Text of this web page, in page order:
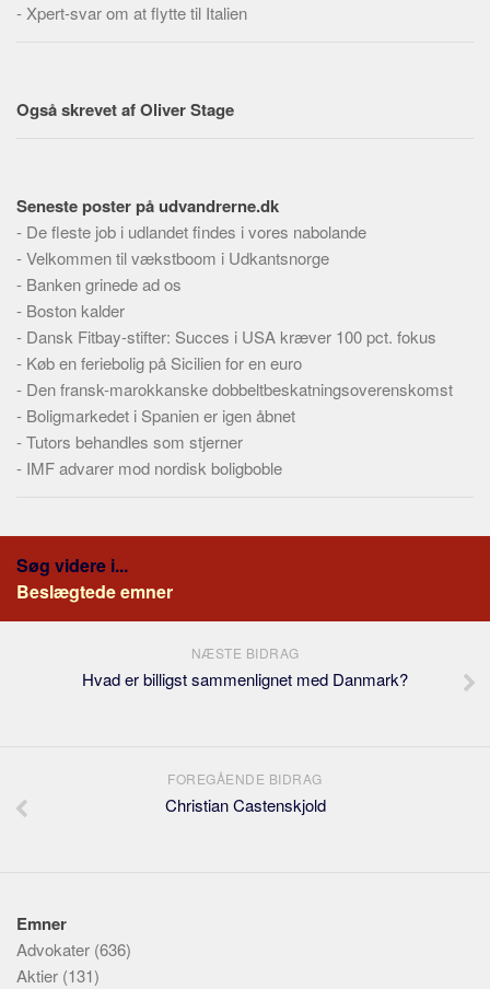
Dokumenttyper
Personer
Om
Webstedet
Forhistorien
Redigering
Tekstannoncer
Bannere
Hjælp
- Xpert-svar om at flytte til Italien
Også skrevet af Oliver Stage
Seneste poster på udvandrerne.dk
- De fleste job i udlandet findes i vores nabolande
-Velkommen til vækstboom i Udkantsnorge
- Banken grinede ad os
- Boston kalder
- Dansk Fitbay-stifter: Succes i USA kræver 100 pct. fokus
- Køb en feriebolig på Sicilien for en euro
- Den fransk-marokkanske dobbeltbeskatningsoverenskomst
- Boligmarkedet i Spanien er igen åbnet
-Tutors behandles som stjerner
- IMF advarer mod nordisk boligboble
Søg videre i...
Beslægtede emner
NÆSTE BIDRAG
Hvad er billigst sammenlignet med Danmark?
FOREGÅENDE BIDRAG
Christian Castenskjold
Emner
Advokater (636)
Aktier (131)